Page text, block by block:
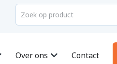
Over ons Contact